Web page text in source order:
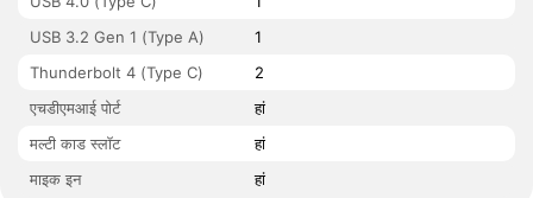
USB 3.2 Gen 1 (Type A)
1
Thunderbolt 4 (Type C)
2
एचडीएमआई पोर्ट
हां
मल्टी काड स्लॉट
हां
माइक इन
हां